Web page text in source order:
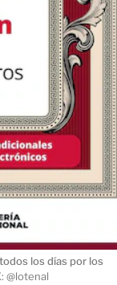
los días por los
@lotenal